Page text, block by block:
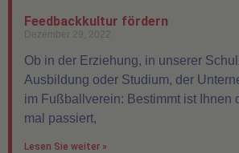
Feedbackkultur fördern
Dezember 29, 2022
Ob in der Erziehung, in unserer
Ausbildung oder Studium, der
im Fußballverein: Bestimmt ist Ihnen
mal passiert,
Lesen Sie weiter »